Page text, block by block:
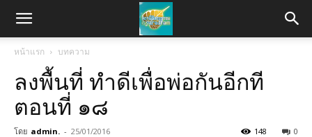
หน้าแรก บทความ
ลงพื้นที่ ทำดีเพื่อพ่อกันอีกที
ตอนที่ ๑๘
โดย admin. - 25/01/2016 0
148